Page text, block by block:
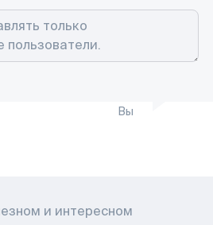
Вы
и интересном